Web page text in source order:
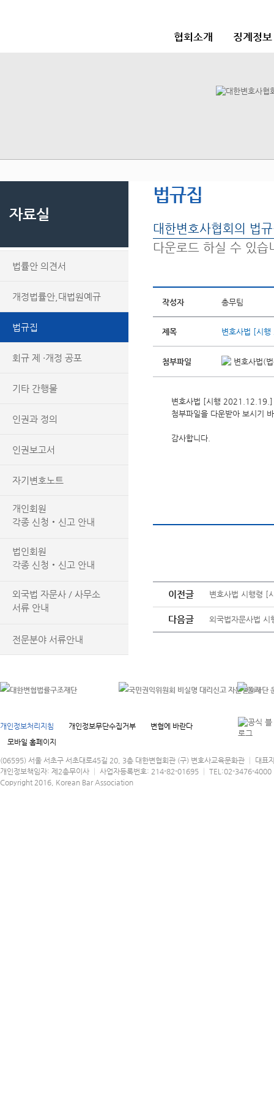
협회소개 징계정
자료실
법률안 의견서
개정법률안,대법원예규
법규집
회규 제 ·개정 공포
기타 간행물
인권과 정의
인권보고서
자기변호노트
개인회원
각종 신청‧신고 안내
법인회원
각종 신청‧신고 안내
외국법 자문사 / 사무소
서류 안내
전문분야 서류안내
법규집
대한변호사협회의 법
다운로드 하실 수 있습
작성자 총무팀
제목 변호사법 [시
첨부파일 변호사법(
변호사법 [시행
첨부파일을 다운받아 보시기
감사합니다.
이전글 변호사법 시행령
다음글 외국법자문사법
개인정보처리지침 개인정보무단수집거부
변협에 바란다
모바일 홈페이지
(06595) 서울 서초구 서초대로45길 20, 3층 대한변협회관 (구) 변호사교육문화관 │ 대표
개인정보책임자: 제2총무이사 │ 사업자등록번호: 214-82-01695 │ TEL:02-3476-
Copyright 2016, Korean Bar Association